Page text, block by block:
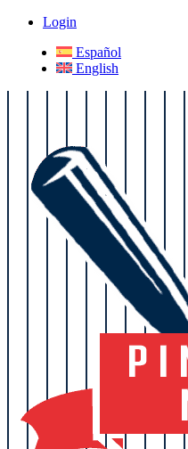
Login
Español
English